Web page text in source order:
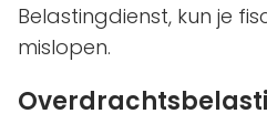
Belastingdienst, kun je
mislopen.